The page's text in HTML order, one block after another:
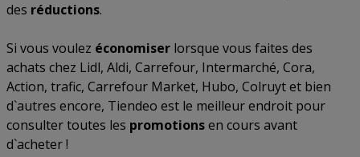
des réductions.
Si vous voulez économiser lorsque vous faites des
achats chez Lidl, Aldi, Carrefour, Intermarché, Cora,
Action, trafic, Carrefour Market, Hubo, Colruytet bien
d`autres encore, Tiendeo est le meilleur endroit pour
consulter toutes les promotionsen cours avant
d`acheter !